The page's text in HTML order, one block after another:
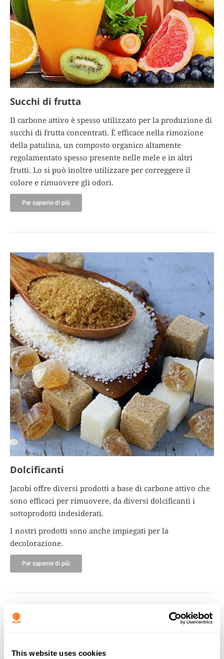
This website uses cookies
Succhi di frutta
Il carbone attivo è spesso utilizzato per la produzione di
succhi di frutta concentrati. È efficace nella rimozione
della patulina, un composto organico altamente
regolamentato spesso presente nelle mele e in altri
frutti. Lo si può inoltre utilizzare per correggere il
colore e rimuovere gli odori.
Per saperne di più
Dolcificanti
Jacobi offre diversi prodotti a base di carbone attivo che
sono efficaci per rimuovere, da diversi dolcificanti i
sottoprodotti indesiderati.
I nostri prodotti sono anche impiegati per la
decolorazione.
Per saperne di più